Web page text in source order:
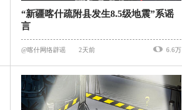
“新疆喀什疏附县发生8.5级地震”系谣
言
@喀什网络辟谣 2天前 6.6万